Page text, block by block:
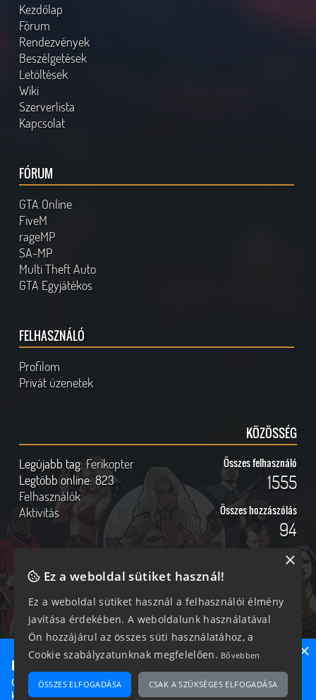
Kezdőlap
Fórum
Rendezvények
Beszélgetések
Letöltések
Wiki
Szerverlista
Kapcsolat
FÓRUM
GTA Online
FiveM
rageMP
SA-MP
Multi Theft Auto
GTA Egyjátékos
FELHASZNÁLÓ
Profilom
Privát üzenetek
KÖZÖSSÉG
Legújabb tag:Ferikopter
Legtöbb online:823
Felhasználók
Aktivitás
Összes felhasználó
1555
Összes hozzászólás
94
Online felhasználók
350 vendég, 0 tag
Kövess Minket!
2026 © Magyar GTA Közösség
Ne maradj le semmiről!
Csatlakozz most hozzánk, hogy megtudd, milyen egy igazi
közösséghez tartozni!
×
Ez a weboldal sütiket használ!
Ez a weboldal sütiket használ a felhasználói élmény
javítása érdekében. A weboldalunk használatával
Ön hozzájárul az összes süti használatához, a
Cookie szabályzatunknak megfelelően. Bővebben
ÖSSZES ELFOGADÁSA CSAK A SZÜKSÉGES ELFOGADÁSA
×